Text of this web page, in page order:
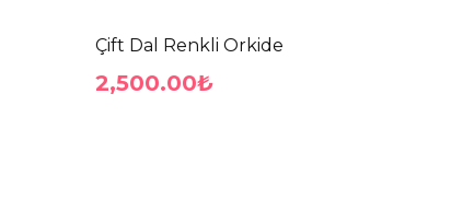
Çift Dal Renkli Orkide
2,500.00₺